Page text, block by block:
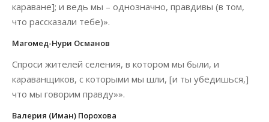
караване]; и ведь мы – однозначно, правдивы (в том,
что рассказали тебе)».
Магомед-Нури Османов
Спроси жителей селения, в котором мы были, и
караванщиков, с которыми мы шли, [и ты убедишься,]
что мы говорим правду»».
Валерия (Иман) Порохова